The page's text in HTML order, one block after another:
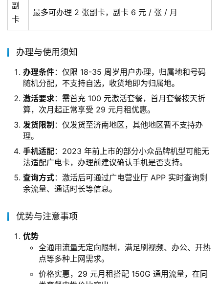
副
卡
最多可办理 2 张副卡，副卡 6 元 / 张 / 月
办理与使用须知
办理条件：仅限 18-35 周岁用户办理，归属地和号码
随机分配，不支持自选，收货地即为归属地。
激活要求：需首充 100 元激活套餐，首月套餐按天折
算，次月起正常享受 29 元月租优惠。
发货限制 ：仅发货至济南地区，其他地区暂不支持办
理。
手机适配：2023 年前上市的部分小众品牌机型可能无
法适配广电卡，办理前建议确认手机是否支持。
查询方式：激活后可通过广电营业厅 APP 实时查询剩
余流量、通话时长等信息。
优势与注意事项
优势
全通用流量无定向限制，满足刷视频、办公、开热
点等多种上网需求。
价格实惠，29 元月租搭配 150G 通用流量，在同